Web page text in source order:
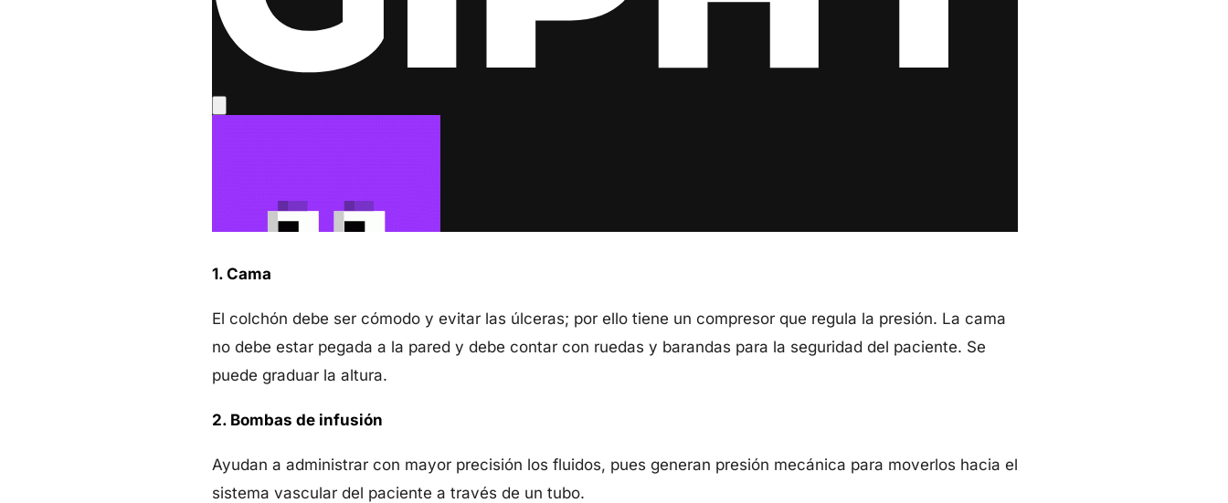
1. Cama
El colchón debe ser cómodo y evitar las úlceras; por ello tiene un compresor que regula la presión. La cama
no debe estar pegada a la pared y debe contar con ruedas y barandas para la seguridad del paciente. Se
puede graduar la altura.
2. Bombas de infusión
Ayudan a administrar con mayor precisión los fluidos, pues generan presión mecánica para moverlos hacia el
sistema vascular del paciente a través de un tubo.